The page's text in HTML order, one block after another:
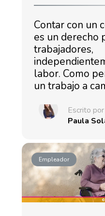
Contar con un
es un derecho
trabajadores,
labor. Como
un trabajo a
Escrito por
Paula
Empleador